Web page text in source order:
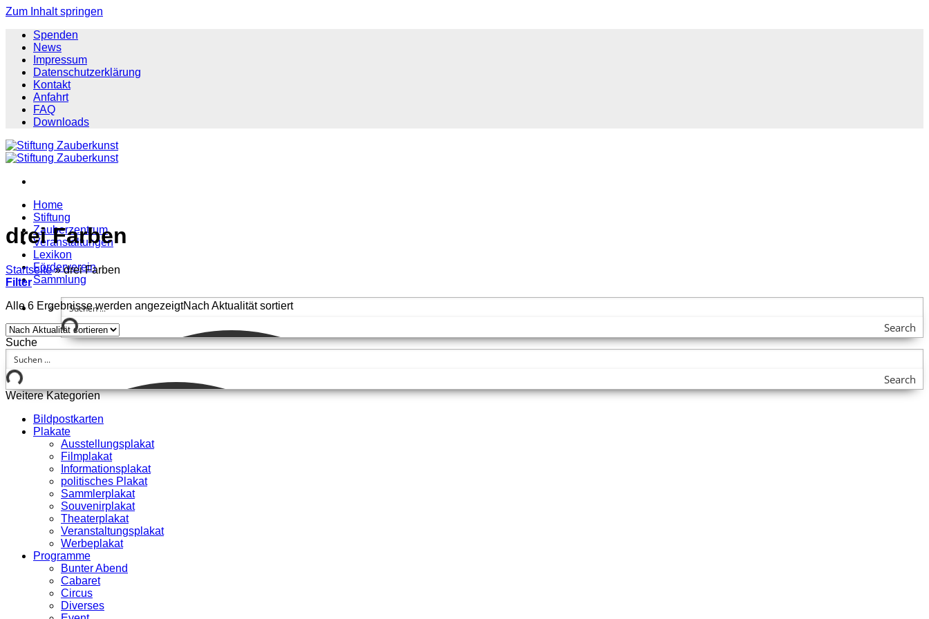
Zum Inhalt springen
Spenden
News
Impressum
Datenschutzerklärung
Kontakt
Anfahrt
FAQ
Downloads
Home
Stiftung
Zauberzentrum
Veranstaltungen
Lexikon
Förderverein
Sammlung
Search
drei Farben
Startseite » drei Farben
Filter
Alle 6 Ergebnisse werden angezeigtNach Aktualität sortiert
Suche
Search
Weitere Kategorien
Bildpostkarten
Plakate
Ausstellungsplakat
Filmplakat
Informationsplakat
politisches Plakat
Sammlerplakat
Souvenirplakat
Theaterplakat
Veranstaltungsplakat
Werbeplakat
Programme
Bunter Abend
Cabaret
Circus
Diverses